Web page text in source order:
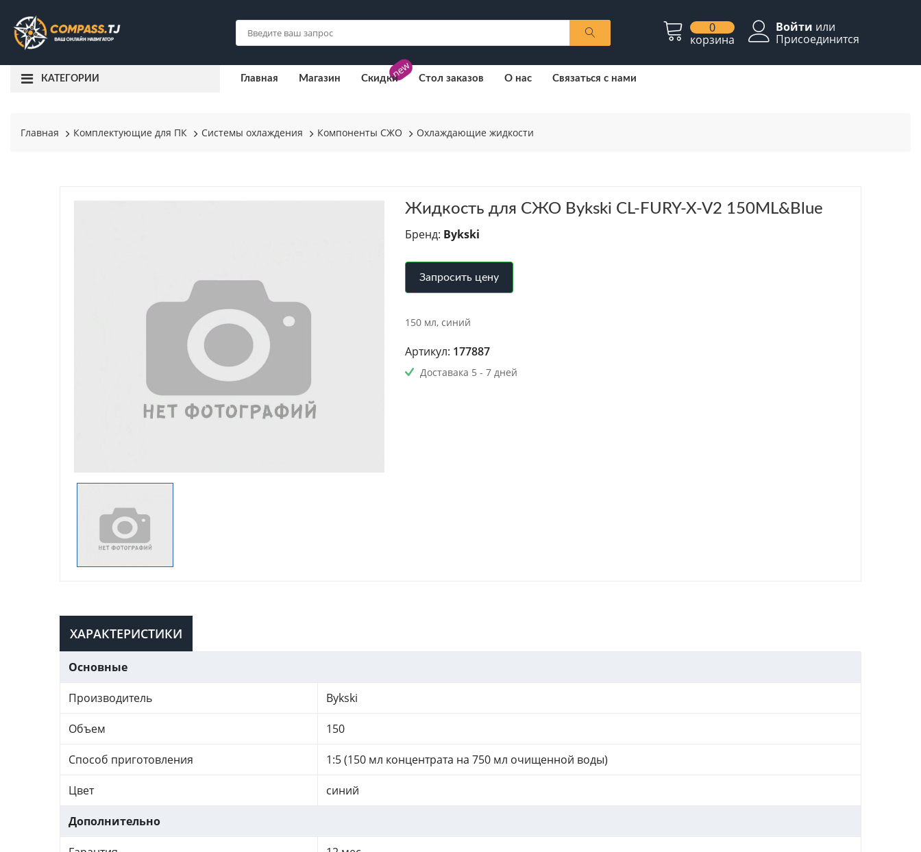
0
корзина
Войти или
Присоединится
КАТЕГОРИИ Главная Магазин new
Скидки Стол заказов О нас Связаться с нами
Главная Комплектующие для ПК Системы охлаждения Компоненты СЖО Охлаждающие жидкости
Жидкость для СЖО Bykski CL-FURY-X-V2 150ML&Blue
Бренд: Bykski
Запросить цену
150 мл, синий
Артикул: 177887
Доставака 5 - 7 дней
ХАРАКТЕРИСТИКИ
Основные
Производитель Bykski
Объем 150
Способ приготовления 1:5 (150 мл концентрата на 750 мл очищенной воды)
Цвет синий
Дополнительно